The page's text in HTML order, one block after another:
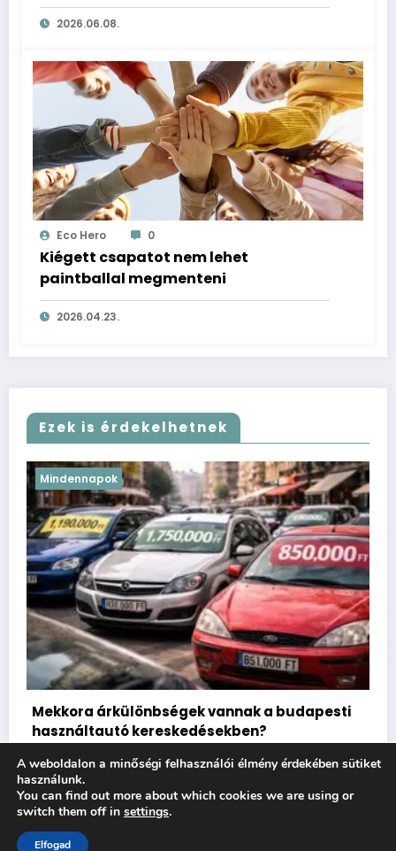
2026.06.08.
Eco Hero 0
Kiégett csapatot nem lehet
paintballal megmenteni
2026.04.23.
Ezek is érdekelhetnek
a budapesti
Mindennapok
Jól fizető képzések, amik
végezhetőek
A weboldalon a minőségi felhasználói élmény érdekében sütiket
használunk.
You can find out more about which cookies we are using or
switch them off in settings.
Elfogad